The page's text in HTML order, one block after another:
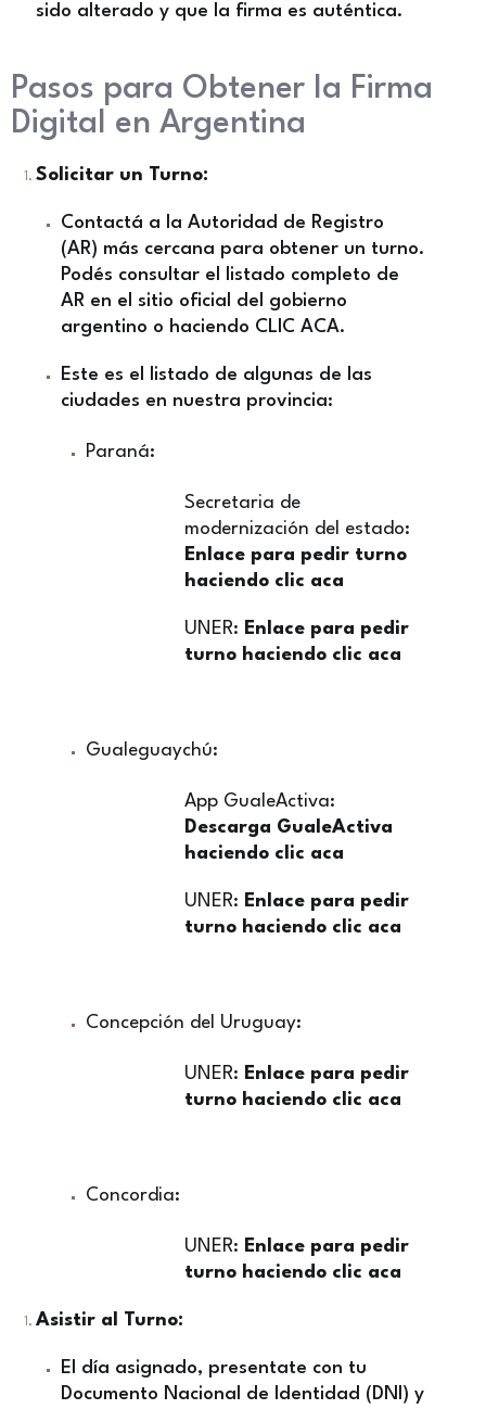
sido alterado y que la firma es auténtica.
Pasos para Obtener la Firma
Digital en Argentina
Solicitar un Turno:
Contactá a la Autoridad de Registro
(AR) más cercana para obtener un turno.
Podés consultar el listado completo de
AR en el sitio oficial del gobierno
argentino o haciendo CLIC ACA.
Este es el listado de algunas de las
ciudades en nuestra provincia:
Paraná:
Secretaria de
modernización del estado:
Enlace para pedir turno
haciendo clic aca
UNER: Enlace para pedir
turno haciendo clic aca
Gualeguaychú:
App GualeActiva:
Descarga GualeActiva
haciendo clic aca
UNER: Enlace para pedir
turno haciendo clic aca
Concepción del Uruguay:
UNER: Enlace para pedir
turno haciendo clic aca
Concordia:
UNER: Enlace para pedir
turno haciendo clic aca
Asistir al Turno:
El día asignado, presentate con tu
Documento Nacional de Identidad (DNI) y